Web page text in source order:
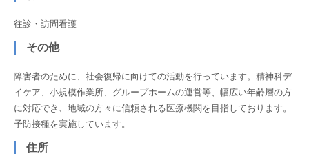
往診・訪問看護
その他
障害者のために、社会復帰に向けての活動を行っています。精神科デ
イケア、小規模作業所、グループホームの運営等、幅広い年齢層の方
に対応でき、地域の方々に信頼される医療機関を目指しております。
予防接種を実施しています。
住所